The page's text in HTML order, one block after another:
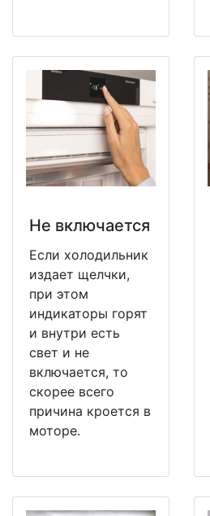
Не включается
Если холодильник
издает щелчки,
при этом
индикаторы горят
и внутри есть
свет и не
включается, то
скорее всего
причина кроется в
моторе.